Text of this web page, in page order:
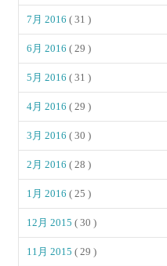
7月 2016( 31 )
6月 2016( 29 )
5月 2016( 31 )
4月 2016( 29 )
3月 2016( 30 )
2月 2016( 28 )
1月 2016( 25 )
12月 2015( 30 )
11月 2015( 29 )